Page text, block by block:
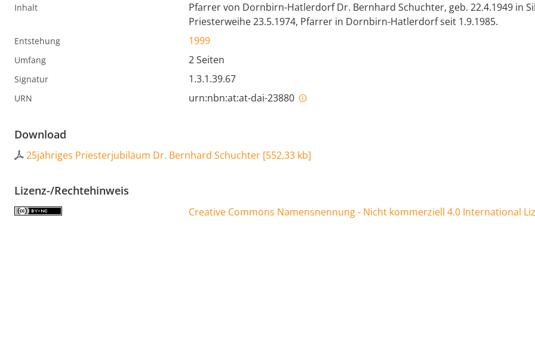
Inhalt
Pfarrer von Dornbirn-Hatlerdorf Dr. Bernhard Schuchter, geb. 22.4.1949 in
Priesterweihe 23.5.1974, Pfarrer in Dornbirn-Hatlerdorf seit 1.9.1985.
Entstehung 1999
Umfang 2 Seiten
Signatur 1.3.1.39.67
URN urn:nbn:at:at-dai-23880
Download
25jähriges Priesterjubiläum Dr. Bernhard Schuchter [552,33 kb]
Lizenz-/Rechtehinweis
Creative Commons Namensnennung - Nicht kommerziell 4.0 International